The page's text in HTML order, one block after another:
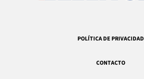
POLÍTICA DE PRIVACIDAD
CONTACTO